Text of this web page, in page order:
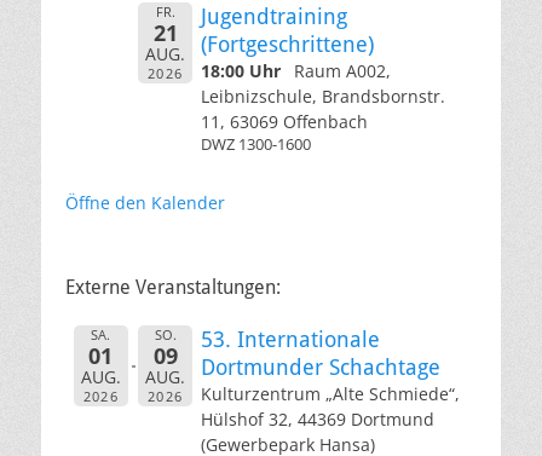
FR.
21
AUG.
2026
Jugendtraining
(Fortgeschrittene)
18:00 Uhr
Raum A002,
Leibnizschule, Brandsbornstr.
11, 63069 Offenbach
DWZ 1300-1600
Öffne den Kalender
Externe Veranstaltungen:
SA.
01
AUG.
2026
SO.
09
AUG.
2026
53. Internationale
Dortmunder Schachtage
Kulturzentrum „Alte Schmiede“,
Hülshof 32, 44369 Dortmund
(Gewerbepark Hansa)